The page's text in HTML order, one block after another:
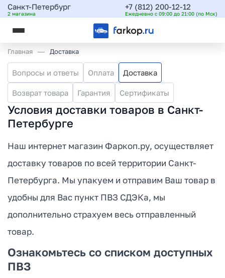
Санкт-Петербург
2 магазина
+7 (812) 200-12-12
Ежедневно с 09:00 до 21:00 (по Мск)
Главная Доставка
Вопросы и ответы Оплата Доставка
Возврат товара Гарантия Сертификаты
Условия доставки товаров в Санкт-
Петербурге
Наш интернет магазин Фаркоп.ру, осуществляет
доставку товаров по всей территории Санкт-
Петербурга. Мы упакуем и отправим Ваш товар в
удобны для Вас пункт ПВЗ СДЭКа, мы
дополнительно страхуем весь отправленный
товар.
Ознакомьтесь со списком доступных
ПВЗ